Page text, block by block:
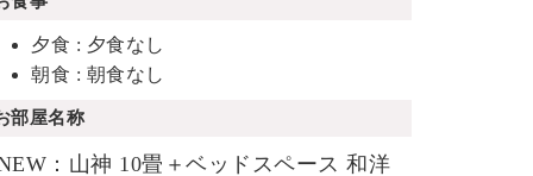
夕食 : 夕食なし
朝食 : 朝食なし
部屋名称
：山神 10畳＋ベッドスペース 和洋